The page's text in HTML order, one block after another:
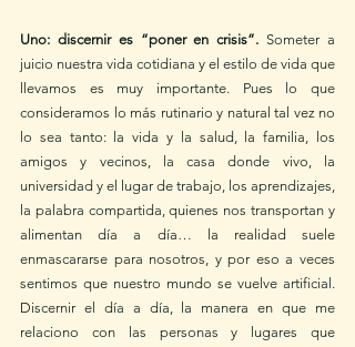
Uno: discernir es “poner en crisis”. Someter a
juicio nuestra vida cotidiana y el estilo de vida que
llevamos es muy importante. Pues lo que
consideramos lo más rutinario y natural tal vez no
lo sea tanto: la vida y la salud, la familia, los
amigos y vecinos, la casa donde vivo, la
universidad y el lugar de trabajo, los aprendizajes,
la palabra compartida, quienes nos transportan y
alimentan día a día… la realidad suele
enmascararse para nosotros, y por eso a veces
sentimos que nuestro mundo se vuelve artificial.
Discernir el día a día, la manera en que me
relaciono con las personas y lugares que